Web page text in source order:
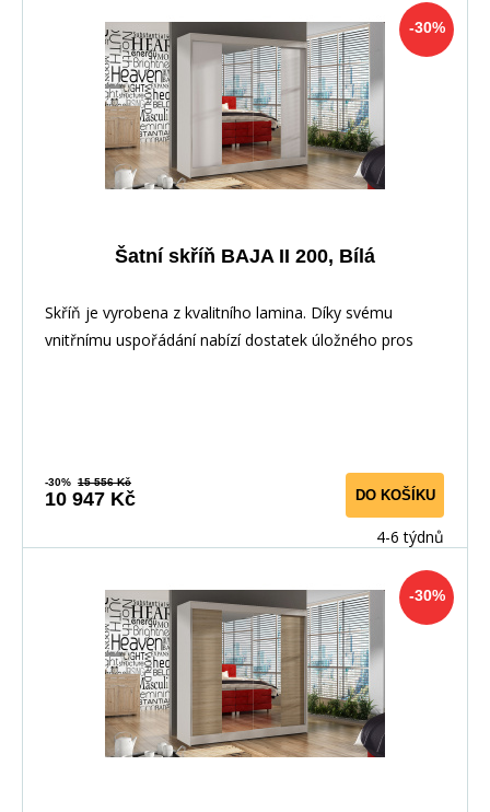
-30%
Šatní skříň BAJA II 200, Bílá
Skříň je vyrobena z kvalitního lamina. Díky svému
vnitřnímu uspořádání nabízí dostatek úložného pros
-30% 15 556 Kč
10 947 Kč DO KOŠÍKU
4-6 týdnů
-30%